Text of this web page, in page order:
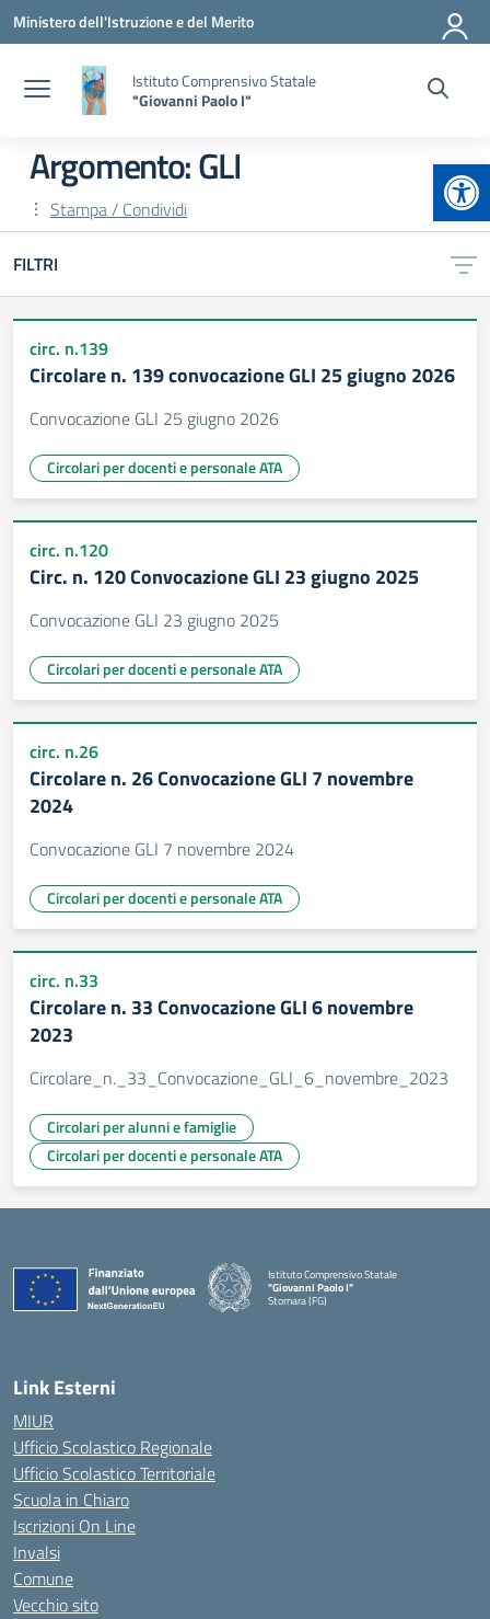
Vai ai contenuti
Vai al menu di navigazione
Vai al footer
Ministero dell'Istruzione e del Merito
Istituto Comprensivo Statale
"Giovanni Paolo I"
Argomento: GLI
Stampa / Condividi
FILTRI
circ. n.139
Circolare n. 139 convocazione GLI 25 giugno 2026
Convocazione GLI 25 giugno 2026
Circolari per docenti e personale ATA
circ. n.120
Circ. n. 120 Convocazione GLI 23 giugno 2025
Convocazione GLI 23 giugno 2025
Circolari per docenti e personale ATA
circ. n.26
Circolare n. 26 Convocazione GLI 7 novembre
2024
Convocazione GLI 7 novembre 2024
Circolari per docenti e personale ATA
circ. n.33
Circolare n. 33 Convocazione GLI 6 novembre
2023
Circolare_n._33_Convocazione_GLI_6_novembre_2023
Circolari per alunni e famiglie
Circolari per docenti e personale ATA
Istituto Comprensivo Statale
"Giovanni Paolo I"
Stornara (FG)
Link Esterni
MIUR
Ufficio Scolastico Regionale
Ufficio Scolastico Territoriale
Scuola in Chiaro
Iscrizioni On Line
Invalsi
Comune
Vecchio sito